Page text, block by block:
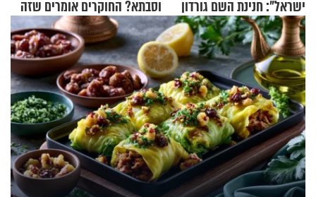
ישראל": חנינת השם גורדון
בריאיון מעורר השראה
וסבתא? החוקרים אומרים שזה
מתכון מנצח